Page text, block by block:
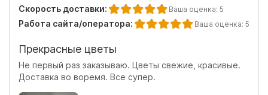
Скорость доставки: Ваша оценка: 5
Работа сайта/оператора: Ваша оценка: 5
Прекрасные цветы
Не первый раз заказываю. Цветы свежие, красивые.
Доставка во воремя. Все супер.